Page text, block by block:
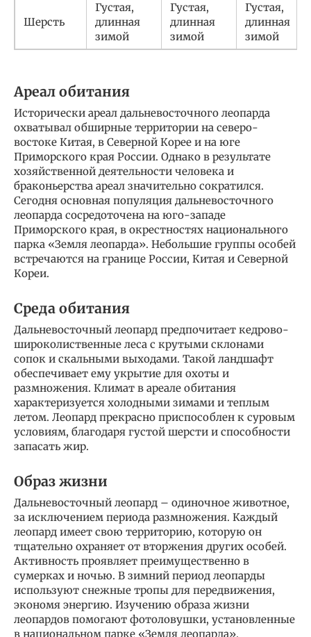
Шерсть
Густая,
длинная
зимой
Густая,
длинная
зимой
Густая,
длинная
зимой
Ареал обитания
Исторически ареал дальневосточного леопарда
охватывал обширные территории на северо-
востоке Китая, в Северной Корее и на юге
Приморского края России. Однако в результате
хозяйственной деятельности человека и
браконьерства ареал значительно сократился.
Сегодня основная популяция дальневосточного
леопарда сосредоточена на юго-западе
Приморского края, в окрестностях национального
парка «Земля леопарда». Небольшие группы особей
встречаются на границе России, Китая и Северной
Кореи.
Среда обитания
Дальневосточный леопард предпочитает кедрово-
широколиственные леса с крутыми склонами
сопок и скальными выходами. Такой ландшафт
обеспечивает ему укрытие для охоты и
размножения. Климат в ареале обитания
характеризуется холодными зимами и теплым
летом. Леопард прекрасно приспособлен к суровым
условиям, благодаря густой шерсти и способности
запасать жир.
Образ жизни
Дальневосточный леопард – одиночное животное,
за исключением периода размножения. Каждый
леопард имеет свою территорию, которую он
тщательно охраняет от вторжения других особей.
Активность проявляет преимущественно в
сумерках и ночью. В зимний период леопарды
используют снежные тропы для передвижения,
экономя энергию. Изучению образа жизни
леопардов помогают фотоловушки, установленные
в национальном парке «Земля леопарда».